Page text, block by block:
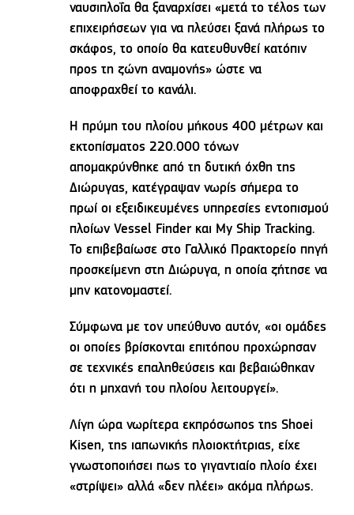
ναυσιπλοΐα θα ξαναρχίσει «μετά το τέλος των
επιχειρήσεων για να πλεύσει ξανά πλήρως το
σκάφος, το οποίο θα κατευθυνθεί κατόπιν
προς τη ζώνη αναμονής» ώστε να
αποφραχθεί το κανάλι.
Η πρύμη του πλοίου μήκους 400 μέτρων και
εκτοπίσματος 220.000 τόνων
απομακρύνθηκε από τη δυτική όχθη της
Διώρυγας, κατέγραψαν νωρίς σήμερα το
πρωί οι εξειδικευμένες υπηρεσίες εντοπισμού
πλοίων Vessel Finder και My Ship Tracking.
Το επιβεβαίωσε στο Γαλλικό Πρακτορείο πηγή
προσκείμενη στη Διώρυγα, η οποία ζήτησε να
μην κατονομαστεί.
Σύμφωνα με τον υπεύθυνο αυτόν, «οι ομάδες
οι οποίες βρίσκονται επιτόπου προχώρησαν
σε τεχνικές επαληθεύσεις και βεβαιώθηκαν
ότι η μηχανή του πλοίου λειτουργεί».
Λίγη ώρα νωρίτερα εκπρόσωπος της Shoei
Kisen, της ιαπωνικής πλοιοκτήτριας, είχε
γνωστοποιήσει πως το γιγαντιαίο πλοίο έχει
«στρίψει» αλλά «δεν πλέει» ακόμα πλήρως.